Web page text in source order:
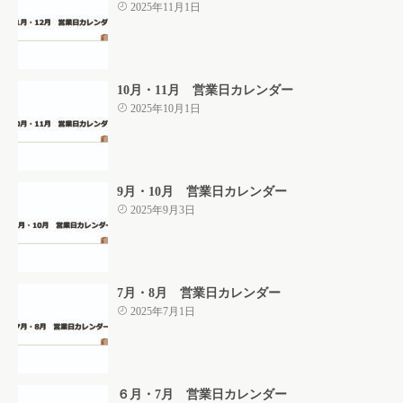
2025年11月1日
10月・11月 営業日カレンダー
2025年10月1日
9月・10月 営業日カレンダー
2025年9月3日
7月・8月 営業日カレンダー
2025年7月1日
６月・7月 営業日カレンダー